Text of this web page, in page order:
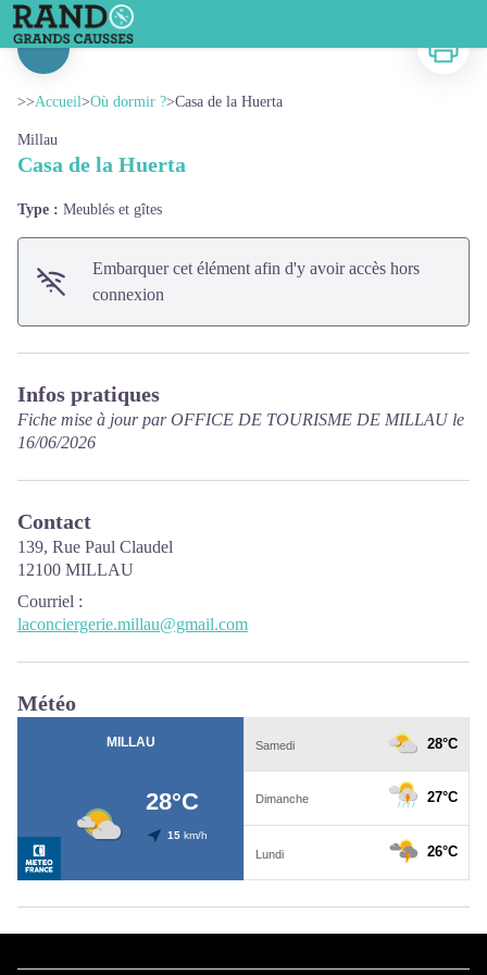
Casa de la Huerta
>>Accueil>Où dormir ?>Casa de la Huerta
Millau
Casa de la Huerta
Type : Meublés et gîtes
Embarquer cet élément afin d'y avoir accès hors
connexion
Infos pratiques
Fiche mise à jour par OFFICE DE TOURISME DE MILLAU le
16/06/2026
Contact
139, Rue Paul Claudel
12100 MILLAU
Courriel :
laconciergerie.millau@gmail.com
Météo